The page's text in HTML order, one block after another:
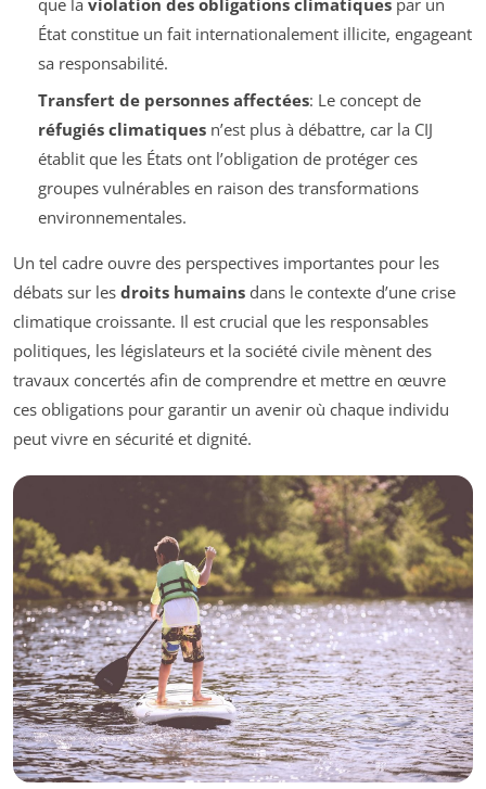
État constitue un fait internationalement illicite, engageant
sa responsabilité.
Transfert de personnes affectées: Le concept de
réfugiés climatiquesn’est plus à débattre, car la CIJ
établit que les États ont l’obligation de protéger ces
groupes vulnérables en raison des transformations
environnementales.
Un tel cadre ouvre des perspectives importantes pour les
débats sur les droits humains dans le contexte d’une crise
climatique croissante. Il est crucial que les responsables
politiques, les législateurs et la société civile mènent des
travaux concertés afin de comprendre et mettre en œuvre
ces obligations pour garantir un avenir où chaque individu
peut vivre en sécurité et dignité.